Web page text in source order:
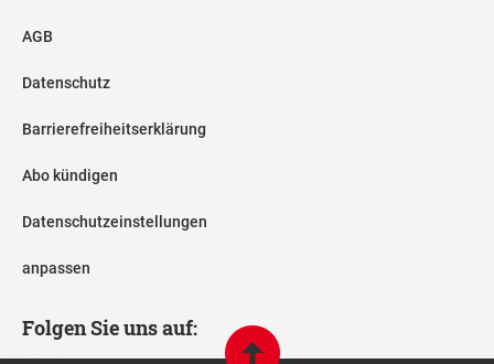
AGB
Datenschutz
Barrierefreiheitserklärung
Abo kündigen
Datenschutzeinstellungen
anpassen
Folgen Sie uns auf: